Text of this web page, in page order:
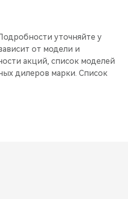
уточняйте у
от модели и
акций, список моделей
дилеров марки. Список